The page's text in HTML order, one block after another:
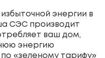
энергии в
СЭС производит
ваш дом,
энергию
«зеленому тарифу»